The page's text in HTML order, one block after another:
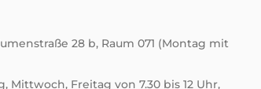
28 b, Raum 071 (Montag mit
Mittwoch, Freitag von 7.30 bis 12 Uhr,